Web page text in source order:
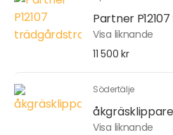
Partner
Visa liknande
11 500 kr
Södertälje
åkgräsklippare
Visa liknande